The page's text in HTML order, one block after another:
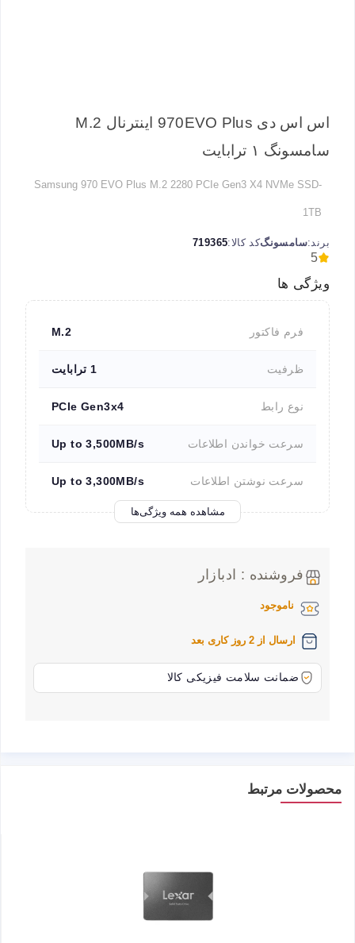
اس اس دی 970EVO Plus اینترنال M.2
سامسونگ ۱ ترابایت
Samsung 970 EVO Plus M.2 2280 PCIe Gen3 X4 NVMe SSD-
1TB
برند:سامسونگکد کالا:719365
5
ویژگی ها
فرم فاکتور M.2
ظرفیت 1 ترابایت
نوع رابط PCIe Gen3x4
سرعت خواندن اطلاعات Up to 3,500MB/s
سرعت نوشتن اطلاعات Up to 3,300MB/s
مشاهده همه ویژگی‌ها
فروشنده : ادبازار
ناموجود
ارسال از 2 روز کاری بعد
ضمانت سلامت فیزیکی کالا
محصولات مرتبط